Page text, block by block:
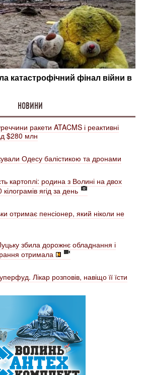
НОВИНИ
ракети ATACMS і реактивні
$280 млн
Одесу балістикою та дронами
картоплі: родина з Волині на двох
ягід за день
отримає пенсіонер, який ніколи не
збила дорожнє обладнання і
отримала
Лікар розповів, навіщо її їсти